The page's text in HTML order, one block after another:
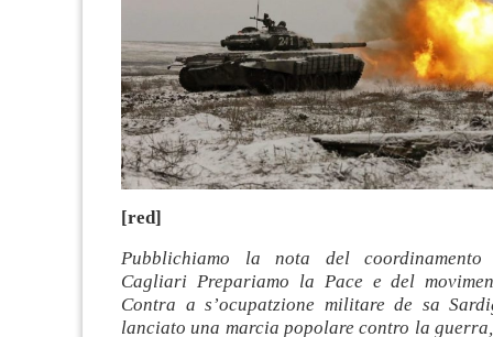
[red]
Pubblichiamo la nota del
Cagliari Prepariamo la Pace e del
Contra a s’ocupatzione militare de sa
lanciato una marcia popolare contro la